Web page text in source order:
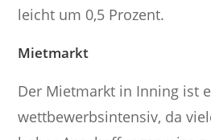
leicht um 0,5 Prozent.
Mietmarkt
Der Mietmarkt in Inning ist
wettbewerbsintensiv, da